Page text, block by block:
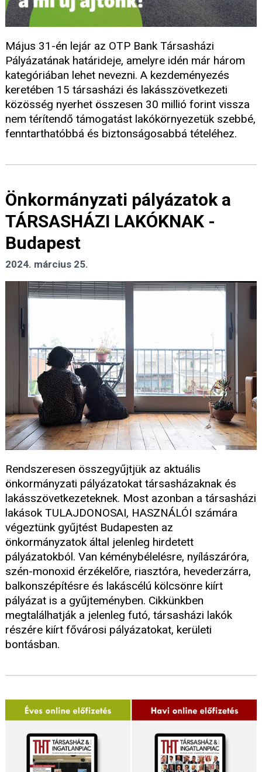
Május 31-én lejár az OTP Bank Társasházi
Pályázatának határideje, amelyre idén már három
kategóriában lehet nevezni. A kezdeményezés
keretében 15 társasházi és lakásszövetkezeti
közösség nyerhet összesen 30 millió forint vissza
nem térítendő támogatást lakókörnyezetük szebbé,
fenntarthatóbbá és biztonságosabbá tételéhez.
Önkormányzati pályázatok a
TÁRSASHÁZI LAKÓKNAK -
Budapest
2024. március 25.
Rendszeresen összegyűjtjük az aktuális
önkormányzati pályázatokat társasházaknak és
lakásszövetkezeteknek. Most azonban a társasházi
lakások TULAJDONOSAI, HASZNÁLÓI számára
végeztünk gyűjtést Budapesten az
önkormányzatok által jelenleg hirdetett
pályázatokból. Van kéménybélelésre, nyílászáróra,
szén-monoxid érzékelőre, riasztóra, hevederzárra,
balkonszépítésre és lakáscélú kölcsönre kiírt
pályázat is a gyűjteményben. Cikkünkben
megtalálhatják a jelenleg futó, társasházi lakók
részére kiírt fővárosi pályázatokat, kerületi
bontásban.